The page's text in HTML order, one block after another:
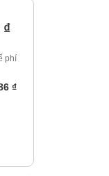
₫
phí
₫